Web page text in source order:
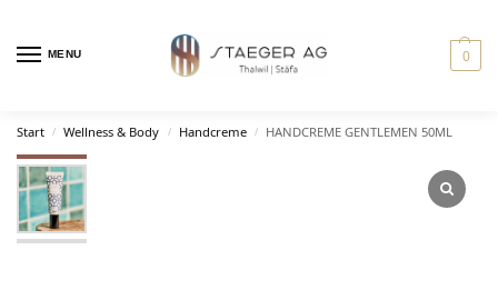
MENU 0
Start / Wellness & Body / Handcreme / HANDCREME GENTLEMEN 50ML